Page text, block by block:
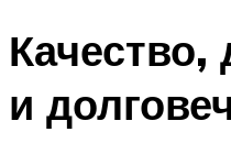
Качество,
и